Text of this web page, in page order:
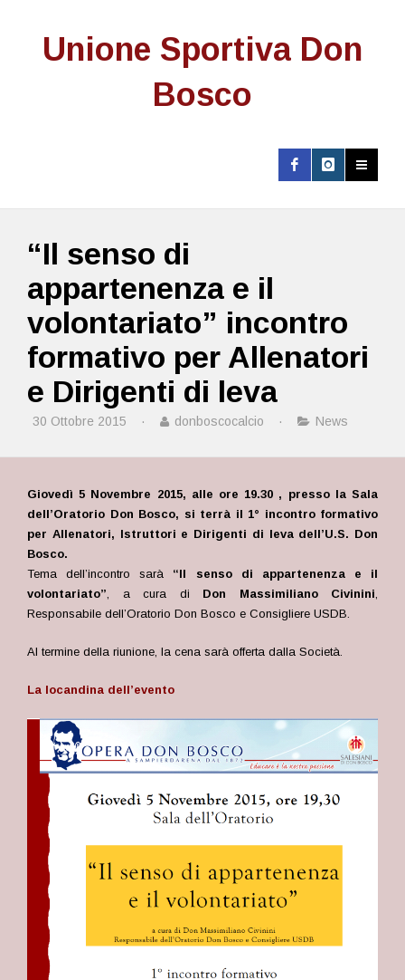
Unione Sportiva Don
Bosco
“Il senso di
appartenenza e il
volontariato” incontro
formativo per Allenatori
e Dirigenti di leva
30 Ottobre 2015 · donboscocalcio · News
Giovedì 5 Novembre 2015, alle ore 19.30 , presso la Sala
dell’Oratorio Don Bosco, si terrà il 1° incontro formativo
per Allenatori, Istruttori e Dirigenti di leva dell’U.S. Don
Bosco.
Tema dell’incontro sarà “Il senso di appartenenza e il
volontariato”, a cura di Don Massimiliano Civinini,
Responsabile dell’Oratorio Don Bosco e Consigliere USDB.
Al termine della riunione, la cena sarà offerta dalla Società.
La locandina dell’evento